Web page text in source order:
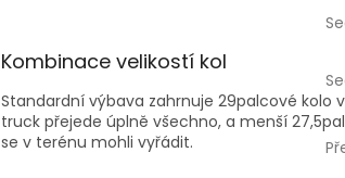
Kombinace velikostí kol
Standardní výbava zahrnuje 29palcové kolo
truck přejede úplně všechno, a menší
se v terénu mohli vyřádit.